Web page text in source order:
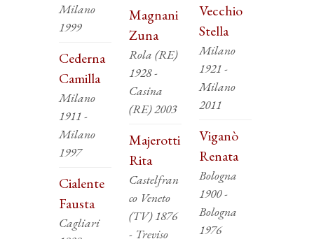
Milano
1999
Cederna
Camilla
Milano
1911 -
Milano
1997
Cialente
Fausta
Cagliari
Magnani
Zuna
Rola (RE)
1928 -
Casina
(RE) 2003
Majerotti
Rita
Castelfran
co Veneto
(TV) 1876
- Treviso
Vecchio
Stella
Milano
1921 -
Milano
2011
Viganò
Renata
Bologna
1900 -
Bologna
1976